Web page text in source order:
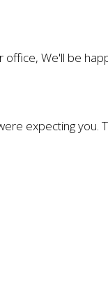
office, We'll be
expecting you.